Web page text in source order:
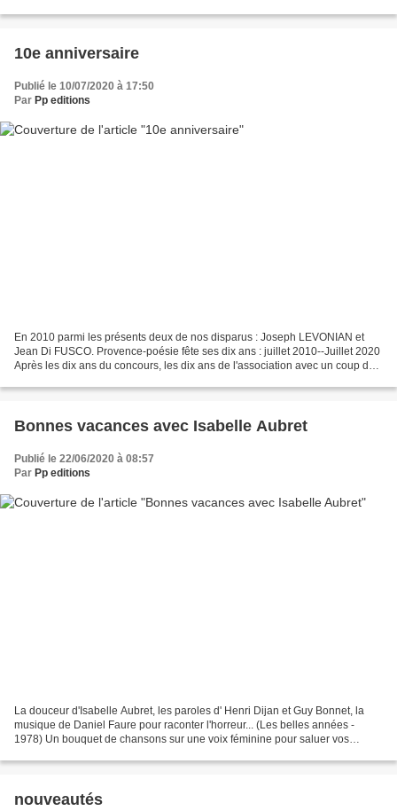
10e anniversaire
Publié le 10/07/2020 à 17:50
Par Pp editions
En 2010 parmi les présents deux de nos disparus : Joseph LEVONIAN et
Jean Di FUSCO. Provence-poésie fête ses dix ans : juillet 2010--Juillet 2020
Après les dix ans du concours, les dix ans de l'association avec un coup de
Bonnes vacances avec Isabelle Aubret
Publié le 22/06/2020 à 08:57
Par Pp editions
La douceur d'Isabelle Aubret, les paroles d' Henri Dijan et Guy Bonnet, la
musique de Daniel Faure pour raconter l'horreur... (Les belles années -
1978) Un bouquet de chansons sur une voix féminine pour saluer vos
nouveautés